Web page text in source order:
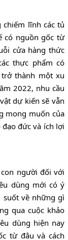
chiếm lĩnh các tủ
có nguồn gốc từ
cửa hàng thức
thực phẩm có
thành một xu
2022, nhu cầu
dự kiến sẽ vẫn
mong muốn của
đức và ích lợi
người đối với
dùng mới có ý
về những gì
qua cuộc khảo
dùng hiện nay
từ đâu và cách